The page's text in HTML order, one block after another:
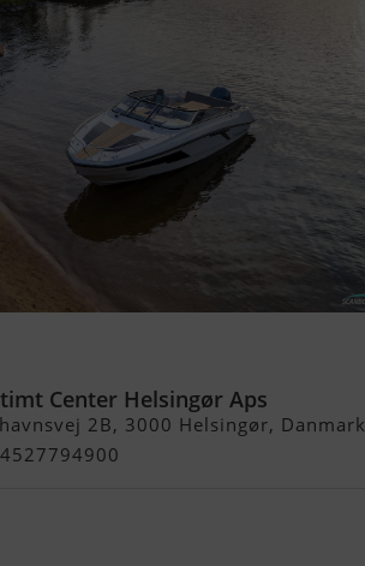
Center Helsingør Aps
2B, 3000 Helsingør, Danmark